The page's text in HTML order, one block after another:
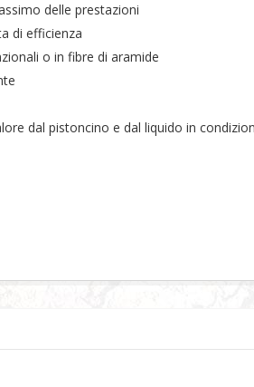
delle prestazioni
di efficienza
o in fibre di aramide
dal pistoncino e dal liquido in